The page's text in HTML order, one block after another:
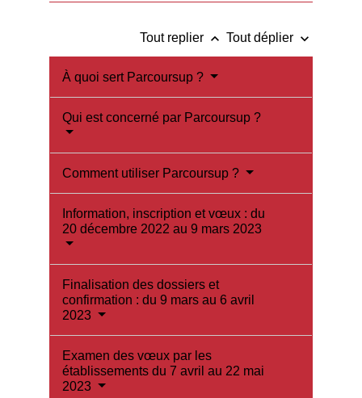
Tout replier keyboard_arrow_up Tout déplier keyboard_arrow_down
À quoi sert Parcoursup ?
Qui est concerné par Parcoursup ?
Comment utiliser Parcoursup ?
Information, inscription et vœux : du
20 décembre 2022 au 9 mars 2023
Finalisation des dossiers et
confirmation : du 9 mars au 6 avril
2023
Examen des vœux par les
établissements du 7 avril au 22 mai
2023